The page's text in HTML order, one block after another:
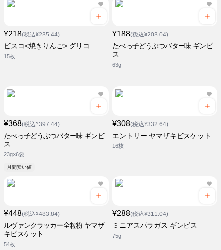
¥218(税込¥235.44)
ビスコ<焼きりんご> グリコ
15枚
¥188(税込¥203.04)
たべっ子どうぶつバター味 ギンビ
ス
63g
¥368(税込¥397.44)
たべっ子どうぶつバター味 ギンビ
ス
23g×6袋
月間安い値
¥308(税込¥332.64)
エントリー ヤマザキビスケット
16枚
¥448(税込¥483.84)
ルヴァンクラッカー全粒粉 ヤマザ
キビスケット
54枚
¥288(税込¥311.04)
ミニアスパラガス ギンビス
75g